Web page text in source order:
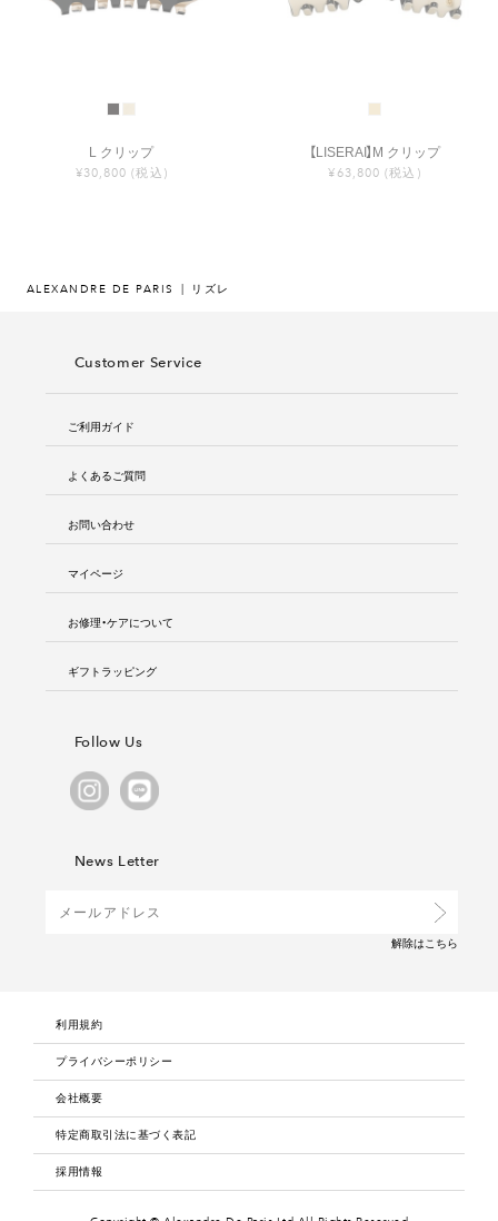
L クリップ
¥30,800 (税込)
【LISERAI】M クリップ
¥63,800 (税込)
ALEXANDRE DE PARIS リズレ
Customer Service
ご利用ガイド
よくあるご質問
お問い合わせ
マイページ
お修理・ケアについて
ギフトラッピング
Follow Us
News Letter
解除はこちら
利用規約
プライバシーポリシー
会社概要
特定商取引法に基づく表記
採用情報